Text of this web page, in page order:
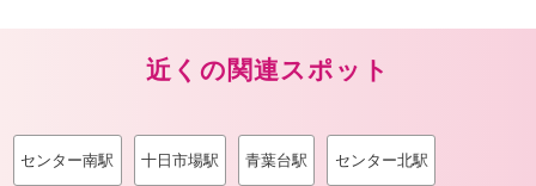
近くの関連スポット
センター南駅 十日市場駅 青葉台駅 センター北駅